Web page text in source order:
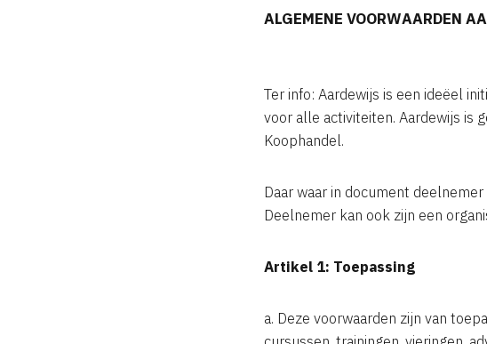
ALGEMENE VOORWAARDEN
Ter info: Aardewijs is een ideëel
voor alle activiteiten. Aardewijs is
Koophandel.
Daar waar in document
Deelnemer kan ook zijn een
Artikel 1: Toepassing
a. Deze voorwaarden zijn van